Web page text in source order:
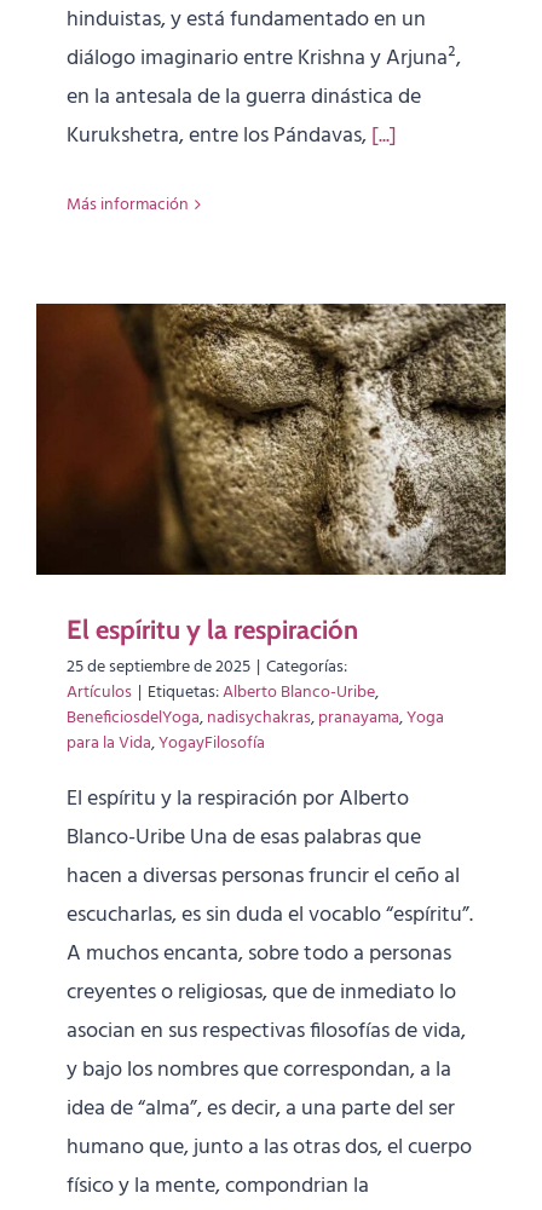
hinduistas, y está fundamentado en un
diálogo imaginario entre Krishna y Arjuna²,
en la antesala de la guerra dinástica de
Kurukshetra, entre los Pándavas,[...]
Más información
El espíritu y la respiración
25 de septiembre de 2025 | Categorías:
Artículos | Etiquetas:Alberto Blanco-Uribe,
BeneficiosdelYoga,nadisychakras,pranayama,Yoga
para la Vida,YogayFilosofía
El espíritu y la respiración por Alberto
Blanco-Uribe Una de esas palabras que
hacen a diversas personas fruncir el ceño al
escucharlas, es sin duda el vocablo “espíritu”.
A muchos encanta, sobre todo a personas
creyentes o religiosas, que de inmediato lo
asocian en sus respectivas filosofías de vida,
y bajo los nombres que correspondan, a la
idea de “alma”, es decir, a una parte del ser
humano que, junto a las otras dos, el cuerpo
físico y la mente, compondrian la